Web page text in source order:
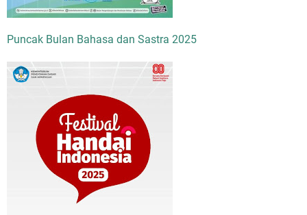
Puncak Bulan Bahasa dan Sastra 2025